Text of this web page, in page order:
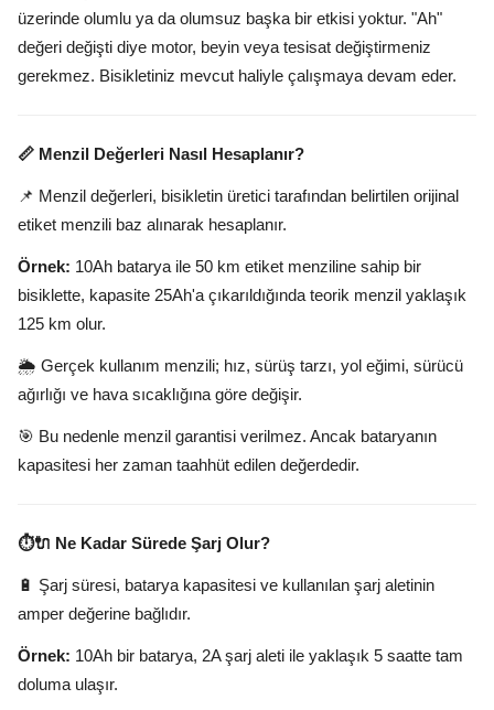
üzerinde olumlu ya da olumsuz başka bir etkisi yoktur. "Ah"
değeri değişti diye motor, beyin veya tesisat değiştirmeniz
gerekmez. Bisikletiniz mevcut haliyle çalışmaya devam eder.
📏 Menzil Değerleri Nasıl Hesaplanır?
📌 Menzil değerleri, bisikletin üretici tarafından belirtilen orijinal
etiket menzili baz alınarak hesaplanır.
Örnek: 10Ah batarya ile 50 km etiket menziline sahip bir
bisiklette, kapasite 25Ah'a çıkarıldığında teorik menzil yaklaşık
125 km olur.
🌦️ Gerçek kullanım menzili; hız, sürüş tarzı, yol eğimi, sürücü
ağırlığı ve hava sıcaklığına göre değişir.
🎯 Bu nedenle menzil garantisi verilmez. Ancak bataryanın
kapasitesi her zaman taahhüt edilen değerdedir.
⏱️🔌 Ne Kadar Sürede Şarj Olur?
🔋 Şarj süresi, batarya kapasitesi ve kullanılan şarj aletinin
amper değerine bağlıdır.
Örnek: 10Ah bir batarya, 2A şarj aleti ile yaklaşık 5 saatte tam
doluma ulaşır.